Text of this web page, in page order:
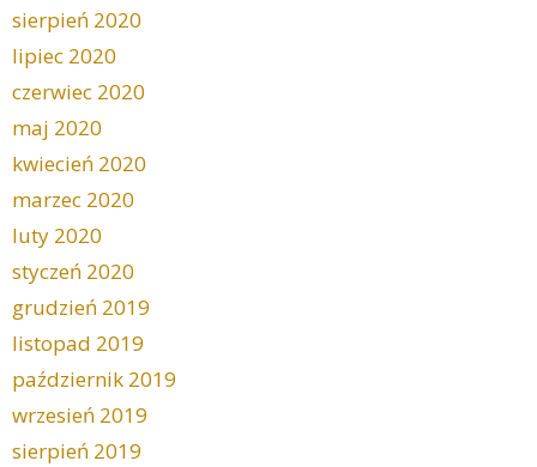
sierpień 2020
lipiec 2020
czerwiec 2020
maj 2020
kwiecień 2020
marzec 2020
luty 2020
styczeń 2020
grudzień 2019
listopad 2019
październik 2019
wrzesień 2019
sierpień 2019